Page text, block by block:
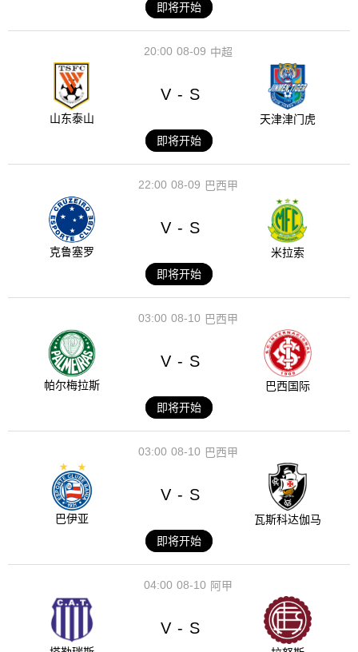
即将开始
08-09
20:00 中超
山东泰山
V - S
天津津门虎
即将开始
08-09
22:00 巴西甲
克鲁塞罗
V - S
米拉索
即将开始
08-10
03:00 巴西甲
帕尔梅拉斯
V - S
巴西国际
即将开始
08-10
03:00 巴西甲
巴伊亚
V - S
瓦斯科达伽马
即将开始
08-10
04:00 阿甲
V - S